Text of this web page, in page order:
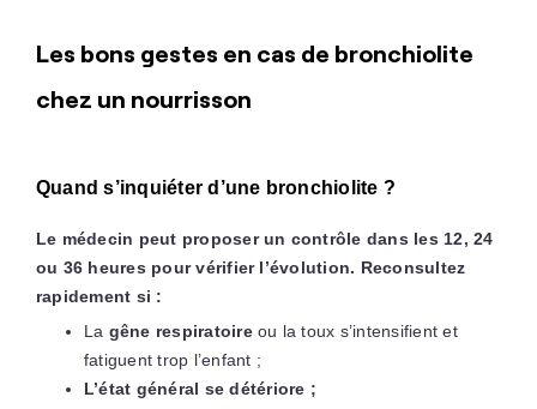
Les bons gestes en cas de bronchiolite
chez un nourrisson
Quand s’inquiéter d’une bronchiolite ?
Le médecin peut proposer un contrôle dans les 12, 24
ou 36 heures pour vérifier l’évolution. Reconsultez
rapidement si :
La gêne respiratoireou la toux s’intensifient et
fatiguent trop l’enfant ;
L’état général se détériore ;